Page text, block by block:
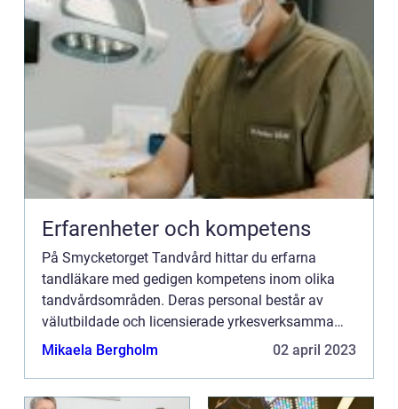
Erfarenheter och kompetens
På Smycketorget Tandvård hittar du erfarna
tandläkare med gedigen kompetens inom olika
tandvårdsområden. Deras personal består av
välutbildade och licensierade yrkesverksamma
som är väl bekanta med de...
Mikaela Bergholm 02 april 2023